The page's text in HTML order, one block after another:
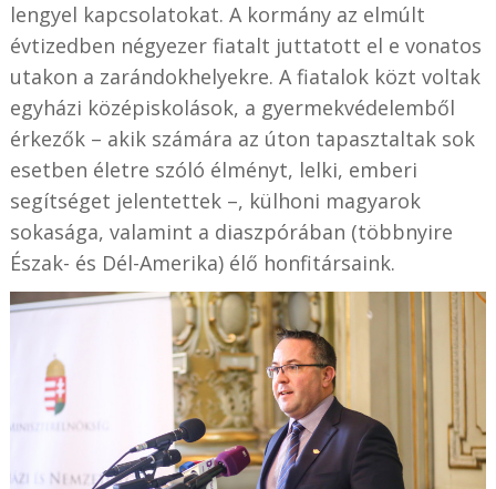
lengyel kapcsolatokat. A kormány az elmúlt
évtizedben négyezer fiatalt juttatott el e vonatos
utakon a zarándokhelyekre. A fiatalok közt voltak
egyházi középiskolások, a gyermekvédelemből
érkezők – akik számára az úton tapasztaltak sok
esetben életre szóló élményt, lelki, emberi
segítséget jelentettek –, külhoni magyarok
sokasága, valamint a diaszpórában (többnyire
Észak- és Dél-Amerika) élő honfitársaink.